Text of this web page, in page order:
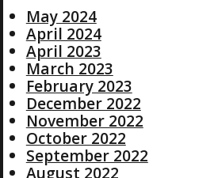
May 2024
April 2024
April 2023
March 2023
February 2023
December 2022
November 2022
October 2022
September 2022
August 2022